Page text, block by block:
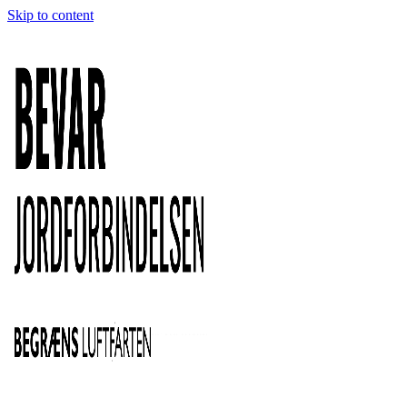
Skip to content